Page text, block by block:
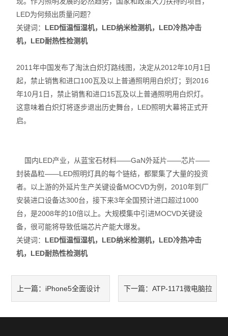
LED为何频出质量问题？
关键词： LED恒温恒湿机，LED纳米检测机，LED冷热冲击
机，LED耐热性检测机
2011年中国发布了淘汰白炽灯路线图，决定从2012年10月1日
起，禁止销售和进口100瓦及以上普通照明用白炽灯；到2016
年10月1日，禁止销售和进口15瓦及以上普通照明用白炽灯。
这意味着白炽灯将逐步退出历史舞台，LED照明大幕将正式开
启。
国内LED产业，从蓝宝石材料——GaN外延片——芯片——
封装晶粒——LED照明灯具的每个链结，都聚集了大量的投资
者。以上游的外延片生产关键设备MOCVD为例，2010年到厂
安装进口设备达300台，接下来3年全国预计进口超过1000
台，是2008年的10倍以上。大规模集中引进MOCVD关键设
备，很可能将导致低端芯片产能大爆发。
关键词： LED恒温恒湿机，LED纳米检测机，LED冷热冲击
机，LED耐热性检测机
上一篇： iPhone5全面设计 下一篇： ATP-1171微电脑拉